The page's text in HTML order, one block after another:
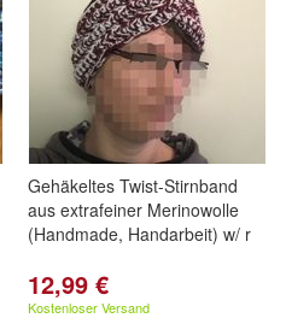
Gehäkeltes Twist-Stirnband
aus extrafeiner Merinowolle
(Handmade, Handarbeit) w/ r
12,99 €
Kostenloser Versand